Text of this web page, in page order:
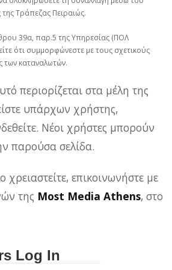
Τράπεζας Πειραιώς.
39α, παρ.5 της Υπηρεσίας (ΠΟΛ
ότι συμμορφώνεστε με τους σχετικούς
των καταναλωτών.
περιορίζεται στα μέλη της
υπάρχων χρήστης,
Νέοι χρήστες μπορούν
παρούσα σελίδα.
χρειαστείτε, επικοινωνήστε με
της Most Media Athens, στο
Log In